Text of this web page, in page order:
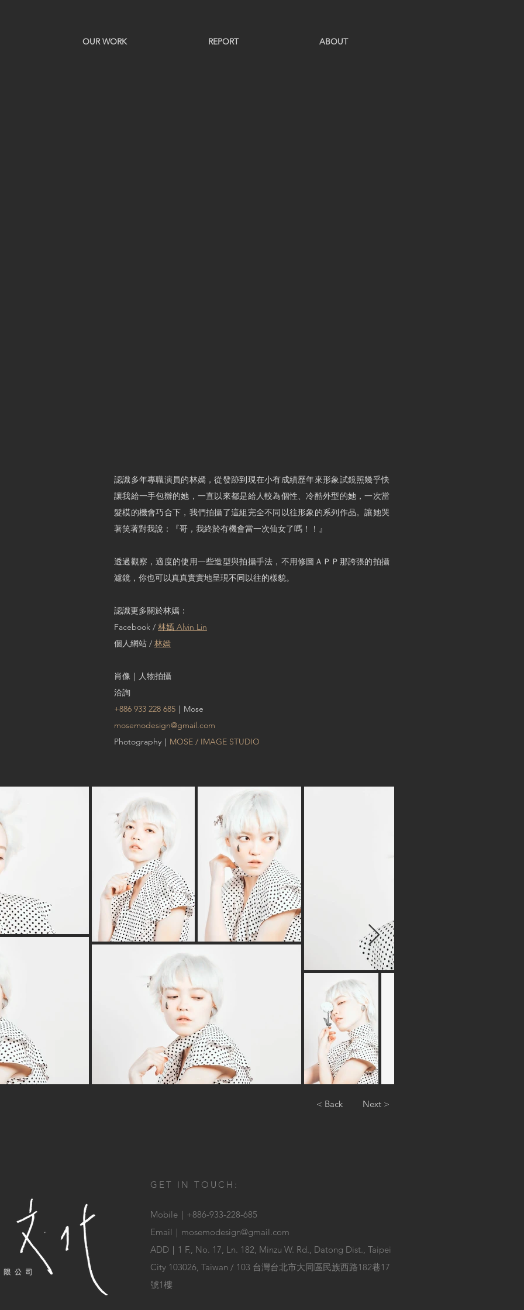
OUR WORK REPORT ABOUT
認識多年專職演員的林嫣，從發跡到現在小有成績歷年來形象試鏡照幾乎快
讓我給一手包辦的她，一直以來都是給人較為個性、冷酷外型的她，一次當
髮模的機會巧合下，我們拍攝了這組完全不同以往形象的系列作品。讓她哭
著笑著對我說：『哥，我終於有機會當一次仙女了嗎！！』
透過觀察，適度的使用一些造型與拍攝手法，不用修圖ＡＰＰ那誇張的拍攝
濾鏡，你也可以真真實實地呈現不同以往的樣貌。
認識更多關於林嫣：
Facebook / 林嫣 Alvin Lin
個人網站 / 林嫣
肖像｜人物拍攝
洽詢
+886 933 228 685 ｜Mose
mosemodesign@gmail.com
Photography｜ MOSE / IMAGE STUDIO
< Back Next >
GET IN TOUCH:
Mobile｜ +886-933-228-685
Email｜ mosemodesign@gmail.com
ADD｜ 1 F., No. 17, Ln. 182, Minzu W. Rd., Datong Dist., Taipei
City 103026, Taiwan / 103 台灣台北市大同區民族西路182巷17
號1樓